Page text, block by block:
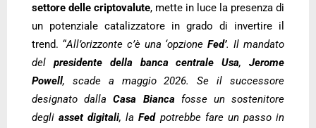
settore delle criptovalute, mette in luce la presenza di
un potenziale catalizzatore in grado di invertire il
trend. “All’orizzonte c’è una ‘opzioneFed’. Il mandato
del presidente della banca centrale Usa,Jerome
Powell, scade a maggio 2026. Se il successore
designato dallaCasa Biancafosse un sostenitore
degliasset digitali, laFedpotrebbe fare un passo in